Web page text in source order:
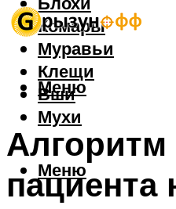
Комары
Муравьи
Клещи
Вши
Мухи
Меню
Меню
Алгоритм
пациента